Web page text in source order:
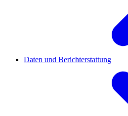
Daten und Berichterstattung